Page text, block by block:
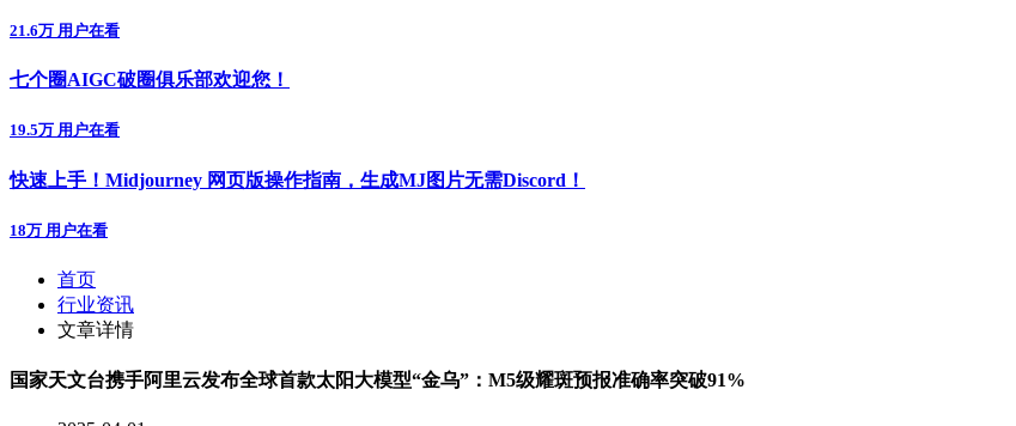
21.6万 用户在看
七个圈AIGC破圈俱乐部欢迎您！
19.5万 用户在看
快速上手！Midjourney 网页版操作指南，生成MJ图片无需Discord！
18万 用户在看
首页
行业资讯
文章详情
国家天文台携手阿里云发布全球首款太阳大模型“金乌”：M5级耀斑预报准确率突破91%